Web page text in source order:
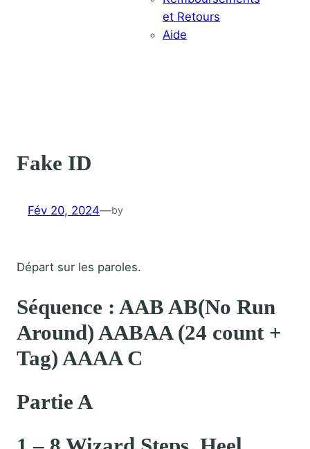
et Retours
Aide
Fake ID
Fév 20, 2024—by
Départ sur les paroles.
Séquence : AAB AB(No Run
Around) AABAA (24 count +
Tag) AAAA C
Partie A